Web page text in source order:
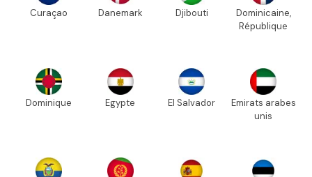
Curaçao Danemark Djibouti
Dominicaine,
République
Dominique Egypte El Salvador
Emirats arabes
unis